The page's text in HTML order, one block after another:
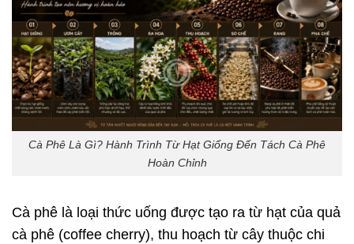
Cà Phê Là Gì? Hành Trình Từ Hạt Giống Đến Tách Cà Phê
Hoàn Chỉnh
Cà phê là loại thức uống được tạo ra từ hạt của quả
cà phê (coffee cherry), thu hoạch từ cây thuộc chi